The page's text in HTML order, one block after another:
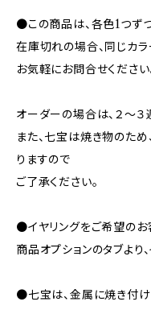
●この商品は、各色1つず
在庫切れの場合、同じカ
お気軽にお問合せください
オーダーの場合は、２～３
また、七宝は焼き物のた
りますので
ご了承ください。
●イヤリングをご希望の
商品オプションのタブより
●七宝は、金属に焼き付け